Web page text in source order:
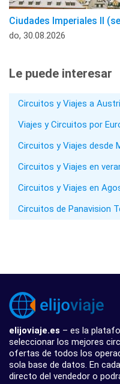
Ciudades Imperiales II
do, 30.08.2026
Le puede interesar
Circuitos y Viajes a
Viajes y Circuitos por
Circuitos y Viajes desde
Circuitos y Viajes en
Circuitos y Viajes en
Circuitos de Panavision
elijoviaje.es – es la
seleccionar los mejores
ofertas de todos los
sola base de datos. En
directo del vendedor o